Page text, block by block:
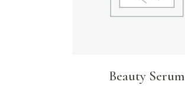
Beauty Serum